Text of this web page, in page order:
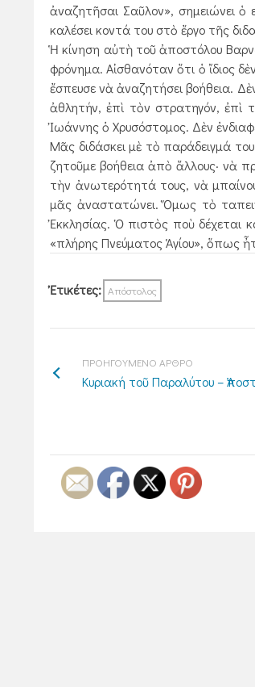
ἀναζητῆσαι Σαῦ­λον», σημειώνει
καλέσει κοντά του στὸ ἔργο τῆς
Ἡ κίνηση αὐτὴ τοῦ ἀποστόλου
φρόνημα. Αἰσθανόταν ὅτι ὁ ἴδιος
ἔσπευσε νὰ ἀναζητήσει βοήθεια.
ἀθλητήν, ἐπὶ τὸν στρατηγόν, ἐπὶ
Ἰωάννης ὁ Χρυσόστομος. Δὲν
Μᾶς διδάσκει μὲ τὸ παράδειγμά
ζητοῦμε βοήθεια ἀπὸ ἄλλους· νὰ
τὴν ἀνωτερότητά τους, νὰ
μᾶς ἀναστατώνει. Ὅμως τὸ
Ἐκκλησίας. Ὁ πιστὸς ποὺ δέχεται
«πλήρης Πνεύματος Ἁγίου», ὅπως
Ἐτικέτες: Απόστολος
ΠΡΟΗΓΟΥΜΕΝΟ ΑΡΘΡΟ
Κυριακή τοῦ Παραλύτου –